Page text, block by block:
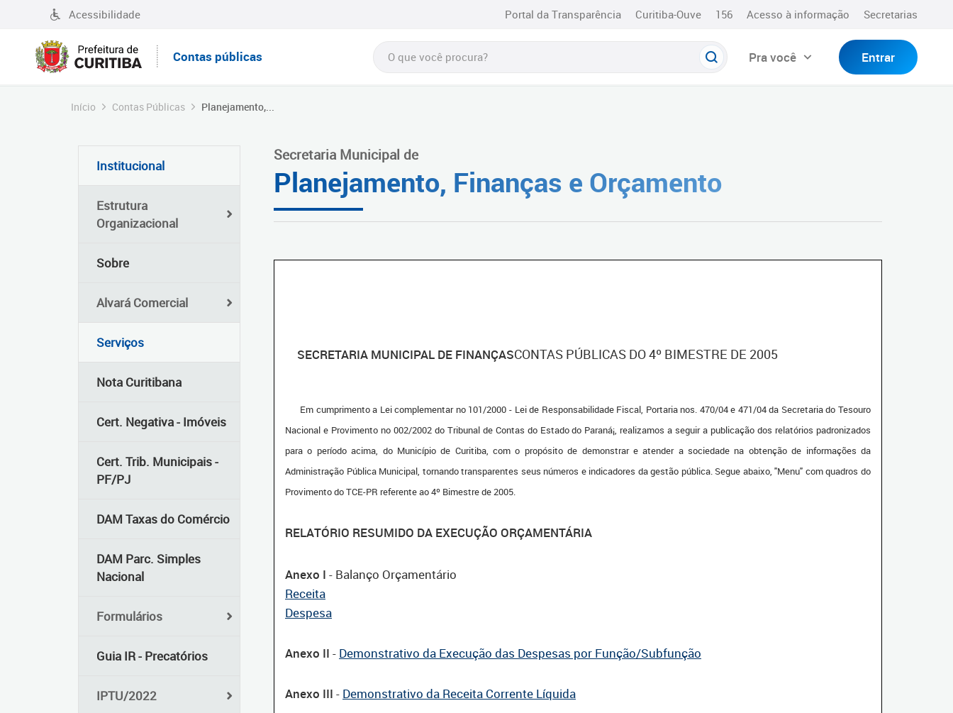
Acessibilidade Portal da Transparência Curitiba-Ouve 156 Acesso à informação Secretarias
Contas públicas Pra você Entrar
Início Contas Públicas Planejamento,...
Institucional
Estrutura
Organizacional
Sobre
Alvará Comercial
Serviços
Nota Curitibana
Cert. Negativa - Imóveis
Cert. Trib. Municipais -
PF/PJ
DAM Taxas do Comércio
DAM Parc. Simples
Nacional
Formulários
Guia IR - Precatórios
IPTU/2022
Secretaria Municipal de
Planejamento, Finanças e Orçamento
SECRETARIA MUNICIPAL DE FINANÇASCONTAS PÚBLICAS DO 4º BIMESTRE DE 2005
Em cumprimento a Lei complementar no 101/2000 - Lei de Responsabilidade Fiscal, Portaria nos. 470/04 e 471/04 da Secretaria do Tesouro
Nacional e Provimento no 002/2002 do Tribunal de Contas do Estado do Paraná¡, realizamos a seguir a publicação dos relatórios padronizados
para o período acima, do Município de Curitiba, com o propósito de demonstrar e atender a sociedade na obtenção de informações da
Administração Pública Municipal, tornando transparentes seus números e indicadores da gestão pública. Segue abaixo, "Menu" com quadros do
Provimento do TCE-PR referente ao 4º Bimestre de 2005.
RELATÓRIO RESUMIDO DA EXECUÇÃO ORÇAMENTÁRIA
Anexo I - Balanço Orçamentário
Receita
Despesa
Anexo II - Demonstrativo da Execução das Despesas por Função/Subfunção
Anexo III - Demonstrativo da Receita Corrente Líquida